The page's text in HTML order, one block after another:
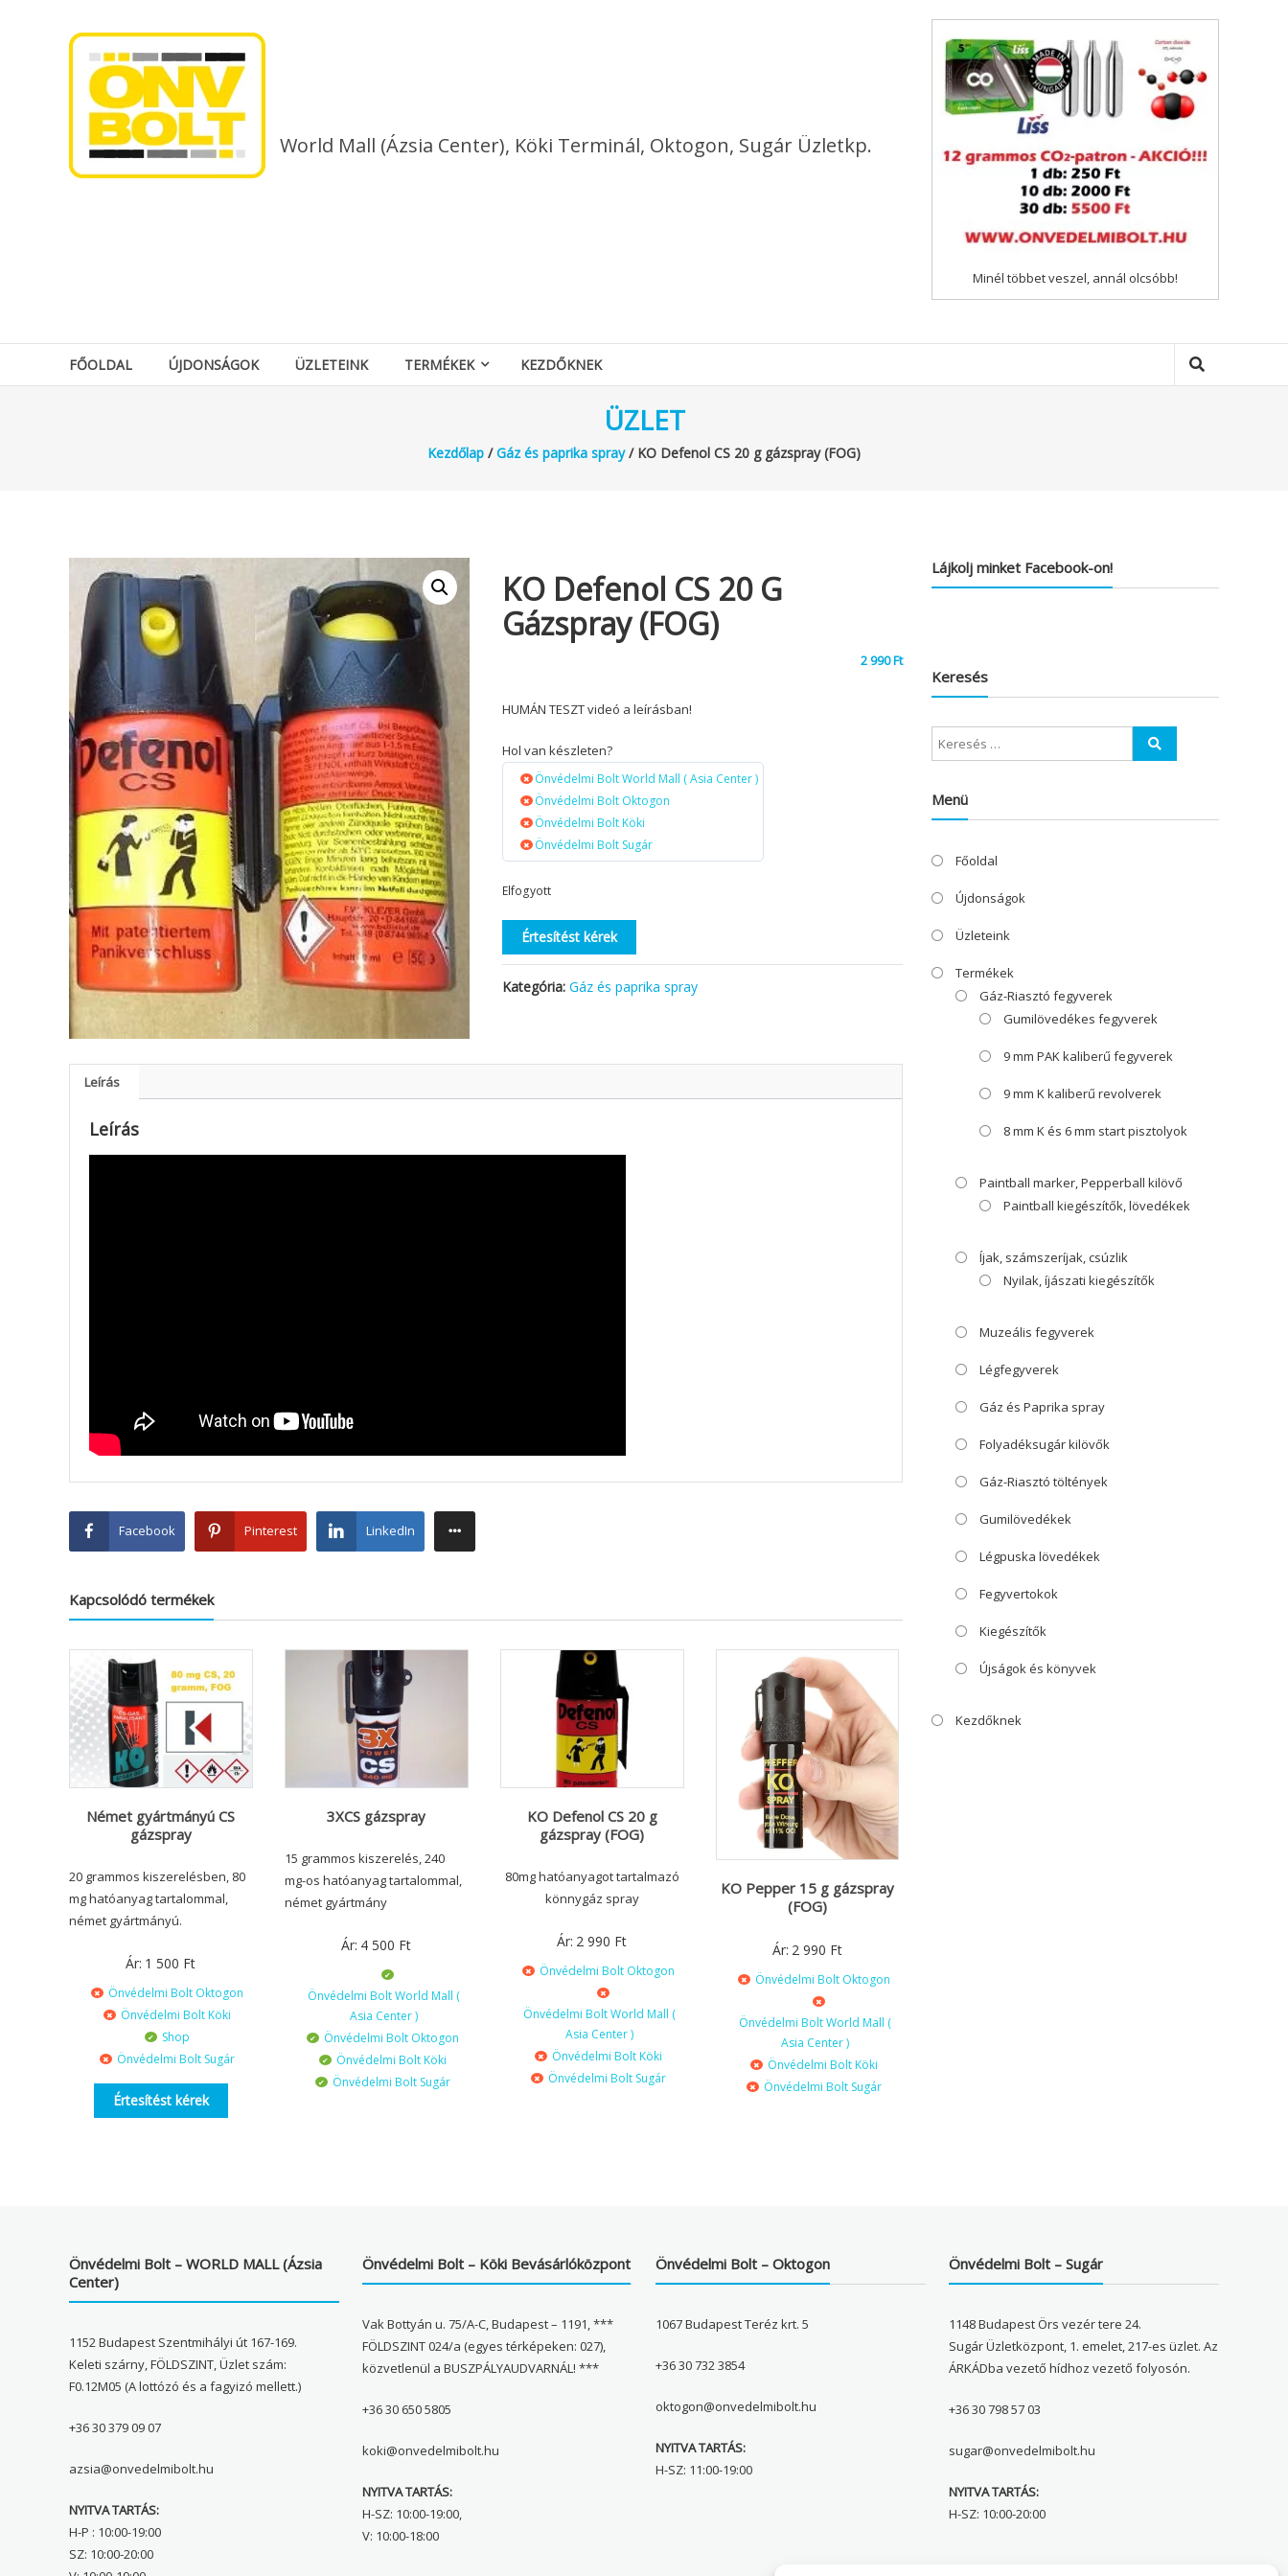
World Mall (Ázsia Center), Köki Terminál, Oktogon, Sugár Üzletkp.
Minél többet veszel, annál olcsóbb!
FŐOLDAL ÚJDONSÁGOK ÜZLETEINK TERMÉKEK KEZDŐKNEK
ÜZLET
Kezdőlap /Gáz és paprika spray/ KO Defenol CS 20 g gázspray (FOG)
KO Defenol CS 20 G
Gázspray (FOG)
2 990Ft
HUMÁN TESZT videó a leírásban!
Hol van készleten?
Önvédelmi Bolt World Mall ( Asia Center )
Önvédelmi Bolt Oktogon
Önvédelmi Bolt Köki
Önvédelmi Bolt Sugár
Elfogyott
Értesítést kérek
Kategória:Gáz és paprika spray
Leírás
Leírás
Facebook Pinterest LinkedIn
Kapcsolódó termékek
Német gyártmányú CS
gázspray
20 grammos kiszerelésben, 80
mg hatóanyag tartalommal,
német gyártmányú.
Ár: 1 500 Ft
Önvédelmi Bolt Oktogon
Önvédelmi Bolt Köki
Shop
Önvédelmi Bolt Sugár
Értesítést kérek
3XCS gázspray
15 grammos kiszerelés, 240
mg-os hatóanyag tartalommal,
német gyártmány
Ár: 4 500 Ft
Önvédelmi Bolt World Mall (
Asia Center )
Önvédelmi Bolt Oktogon
Önvédelmi Bolt Köki
Önvédelmi Bolt Sugár
KO Defenol CS 20 g
gázspray (FOG)
80mg hatóanyagot tartalmazó
könnygáz spray
Ár: 2 990 Ft
Önvédelmi Bolt Oktogon
Önvédelmi Bolt World Mall (
Asia Center )
Önvédelmi Bolt Köki
Önvédelmi Bolt Sugár
KO Pepper 15 g gázspray
(FOG)
Ár: 2 990 Ft
Önvédelmi Bolt Oktogon
Önvédelmi Bolt World Mall (
Asia Center )
Önvédelmi Bolt Köki
Önvédelmi Bolt Sugár
Lájkolj minket Facebook-on!
Keresés
Menü
Főoldal
Újdonságok
Üzleteink
Termékek
Gáz-Riasztó fegyverek
Gumilövedékes fegyverek
9 mm PAK kaliberű fegyverek
9 mm K kaliberű revolverek
8 mm K és 6 mm start pisztolyok
Paintball marker, Pepperball kilövő
Paintball kiegészítők, lövedékek
Íjak, számszeríjak, csúzlik
Nyilak, íjászati kiegészítők
Muzeális fegyverek
Légfegyverek
Gáz és Paprika spray
Folyadéksugár kilövők
Gáz-Riasztó töltények
Gumilövedékek
Légpuska lövedékek
Fegyvertokok
Kiegészítők
Újságok és könyvek
Kezdőknek
Önvédelmi Bolt – WORLD MALL (Ázsia
Center)
1152 Budapest Szentmihályi út 167-169.
Keleti szárny, FÖLDSZINT, Üzlet szám:
F0.12M05 (A lottózó és a fagyizó mellett.)
+36 30 379 09 07
azsia@onvedelmibolt.hu
NYITVA TARTÁS:
H-P : 10:00-19:00
SZ: 10:00-20:00
Önvédelmi Bolt – Köki Bevásárlóközpont
Vak Bottyán u. 75/A-C, Budapest – 1191, ***
FÖLDSZINT 024/a (egyes térképeken: 027),
közvetlenül a BUSZPÁLYAUDVARNÁL! ***
+36 30 650 5805
koki@onvedelmibolt.hu
NYITVA TARTÁS:
H-SZ: 10:00-19:00,
V: 10:00-18:00
Önvédelmi Bolt – Oktogon
1067 Budapest Teréz krt. 5
+36 30 732 3854
oktogon@onvedelmibolt.hu
NYITVA TARTÁS:
H-SZ: 11:00-19:00
Önvédelmi Bolt – Sugár
1148 Budapest Örs vezér tere 24.
Sugár Üzletközpont, 1. emelet, 217-es üzlet. Az
ÁRKÁDba vezető hídhoz vezető folyosón.
+36 30 798 57 03
sugar@onvedelmibolt.hu
NYITVA TARTÁS:
H-SZ: 10:00-20:00